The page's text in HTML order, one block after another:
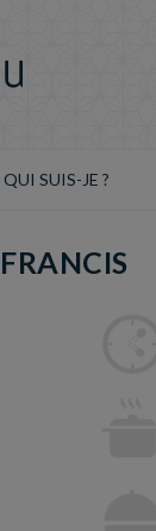
QUI SUIS-JE ?